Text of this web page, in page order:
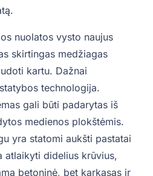
nuolatos vysto naujus
skirtingas medžiagas
kartu. Dažnai
technologija.
gali būti padarytas iš
medienos plokštėmis.
yra statomi aukšti pastatai
atlaikyti didelius krūvius,
betoninė, bet karkasas ir